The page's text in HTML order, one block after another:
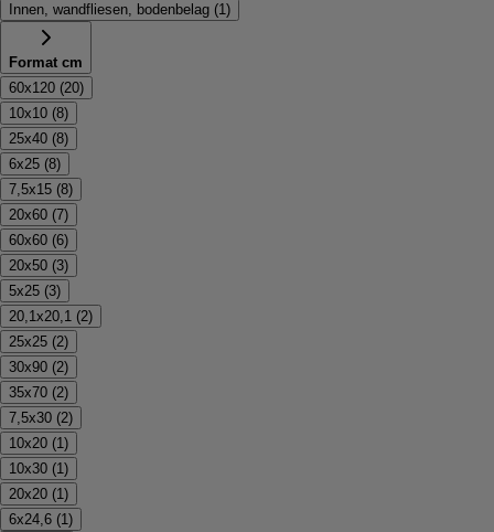
Innen, wandfliesen, bodenbelag (1)
Format cm
60x120 (20)
10x10 (8)
25x40 (8)
6x25 (8)
7,5x15 (8)
20x60 (7)
60x60 (6)
20x50 (3)
5x25 (3)
20,1x20,1 (2)
25x25 (2)
30x90 (2)
35x70 (2)
7,5x30 (2)
10x20 (1)
10x30 (1)
20x20 (1)
6x24,6 (1)